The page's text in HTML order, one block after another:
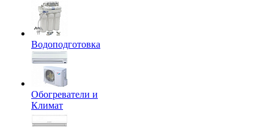
Водоподготовка
Обогреватели и
Климат